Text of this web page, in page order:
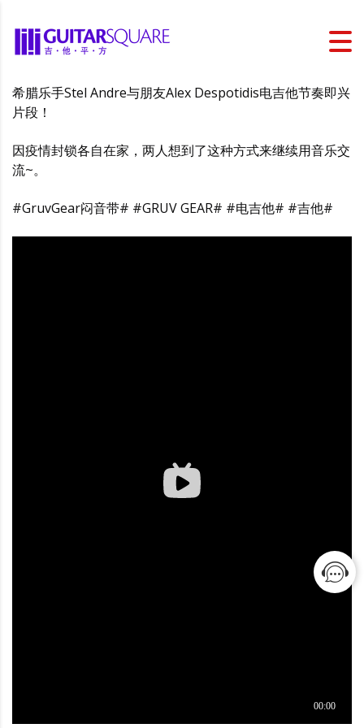
希腊乐手Stel Andre与朋友Alex Despotidis电吉他节奏即兴
片段！
因疫情封锁各自在家，两人想到了这种方式来继续用音乐交
流~。
#GruvGear闷音带# #GRUV GEAR# #电吉他# #吉他#